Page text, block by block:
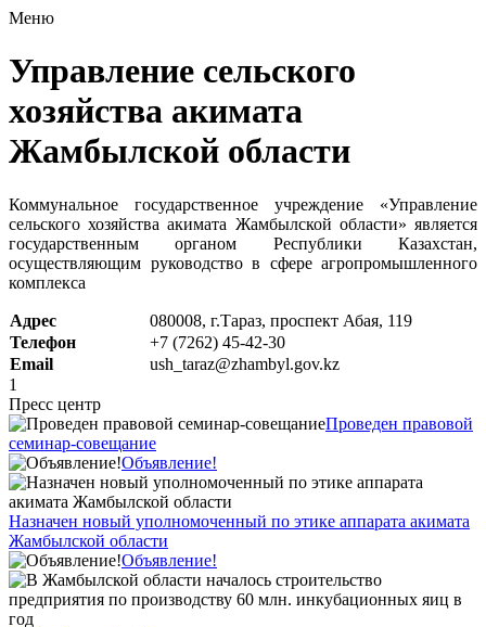
Меню
Управление сельского
хозяйства акимата
Жамбылской области
Коммунальное государственное учреждение «Управление
сельского хозяйства акимата Жамбылской области» является
государственным органом Республики Казахстан,
осуществляющим руководство в сфере агропромышленного
комплекса
Адрес
080008, г.Тараз, проспект Абая, 119
Телефон
+7 (7262) 45-42-30
Email
ush_taraz@zhambyl.gov.kz
1
Пресс центр
Проведен правовой
семинар-совещание
Объявление!
Назначен новый уполномоченный по этике аппарата акимата
Жамбылской области
Объявление!